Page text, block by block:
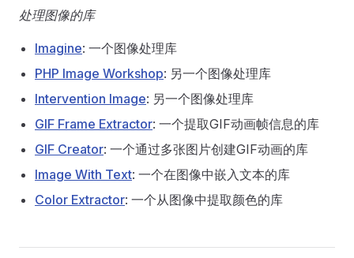
处理图像的库
Imagine: 一个图像处理库
PHP Image Workshop: 另一个图像处理库
Intervention Image: 另一个图像处理库
GIF Frame Extractor: 一个提取GIF动画帧信息的库
GIF Creator: 一个通过多张图片创建GIF动画的库
Image With Text: 一个在图像中嵌入文本的库
Color Extractor: 一个从图像中提取颜色的库